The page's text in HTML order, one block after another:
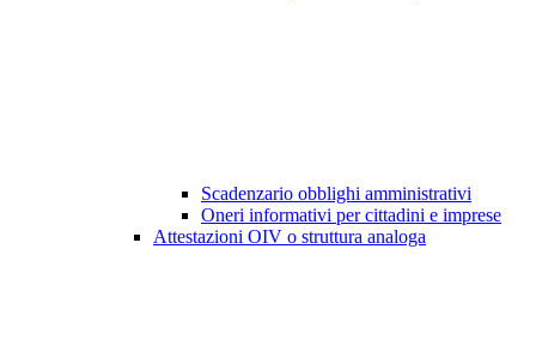
Scadenzario obblighi amministrativi
Oneri informativi per cittadini e imprese
Attestazioni OIV o struttura analoga